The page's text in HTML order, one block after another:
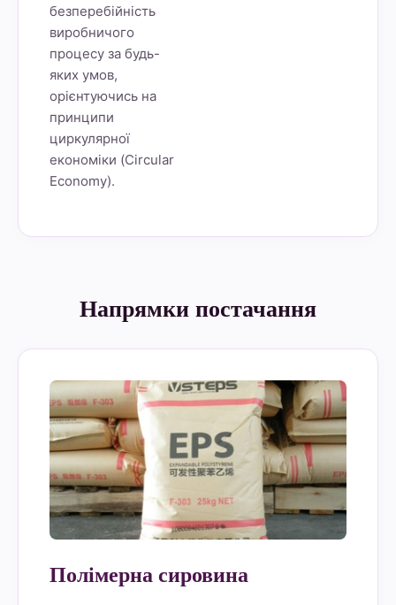
безперебійність
виробничого
процесу за будь-
яких умов,
орієнтуючись на
принципи
циркулярної
економіки (Circular
Economy).
Напрямки постачання
Полімерна сировина